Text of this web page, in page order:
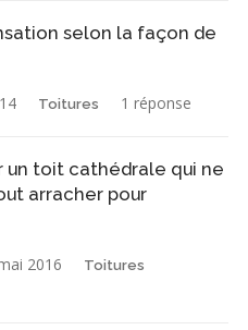
selon la façon de
Toitures 1 réponse
un toit cathédrale qui ne
arracher pour
2016 Toitures